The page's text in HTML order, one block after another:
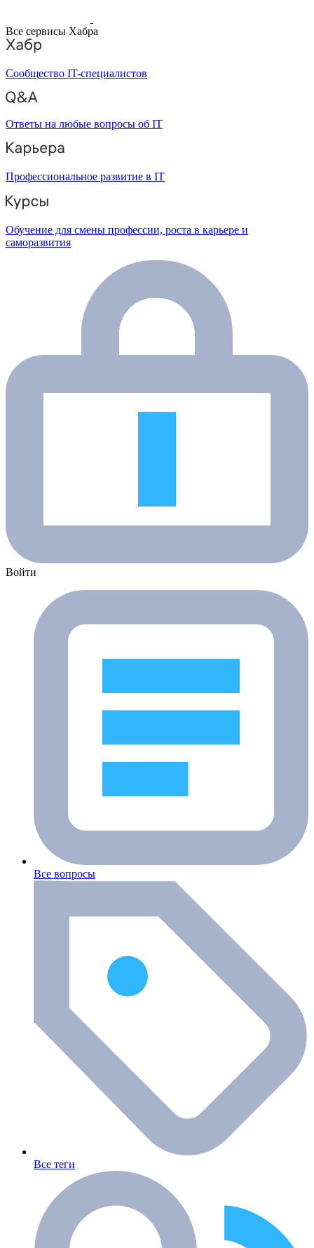
Все сервисы Хабра
Сообщество IT-специалистов
Ответы на любые вопросы об IT
Профессиональное развитие в IT
Обучение для смены профессии, роста в карьере и
саморазвития
Войти
Все вопросы
Все теги